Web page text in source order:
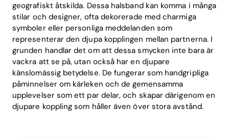
geografiskt åtskilda. Dessa halsband kan komma i många
stilar och designer, ofta dekorerade med charmiga
symboler eller personliga meddelanden som
representerar den djupa kopplingen mellan partnerna. I
grunden handlar det om att dessa smycken inte bara är
vackra att se på, utan också har en djupare
känslomässig betydelse. De fungerar som handgripliga
påminnelser om kärleken och de gemensamma
upplevelser som ett par delar, och skapar därigenom en
djupare koppling som håller även över stora avstånd.